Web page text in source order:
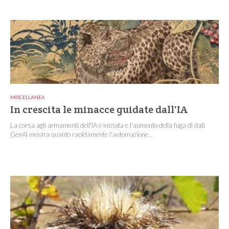
MISCELLANEA
In crescita le minacce guidate dall'IA
La corsa agli armamenti dell'IA è iniziata e l'aumento della fuga di dati
GenAI mostra quanto rapidamente l'automazione...